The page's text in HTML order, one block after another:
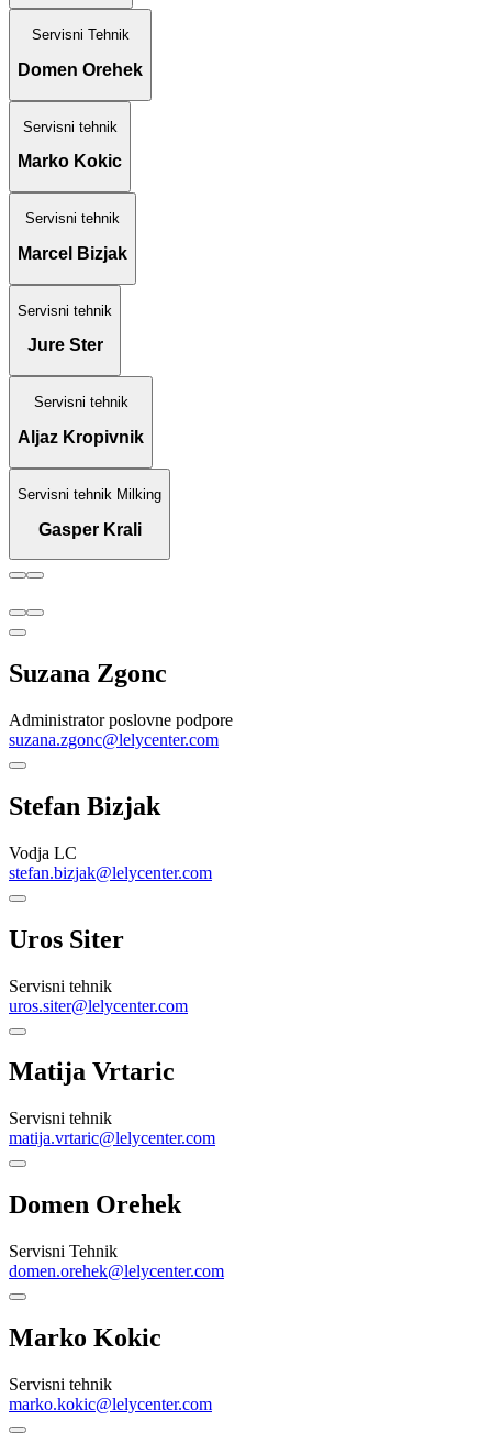
Servisni Tehnik
Domen Orehek
Servisni tehnik
Marko Kokic
Servisni tehnik
Marcel Bizjak
Servisni tehnik
Jure Ster
Servisni tehnik
Aljaz Kropivnik
Servisni tehnik Milking
Gasper Krali
Suzana Zgonc
Administrator poslovne podpore
suzana.zgonc@lelycenter.com
Stefan Bizjak
Vodja LC
stefan.bizjak@lelycenter.com
Uros Siter
Servisni tehnik
uros.siter@lelycenter.com
Matija Vrtaric
Servisni tehnik
matija.vrtaric@lelycenter.com
Domen Orehek
Servisni Tehnik
domen.orehek@lelycenter.com
Marko Kokic
Servisni tehnik
marko.kokic@lelycenter.com